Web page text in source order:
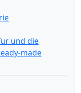
und die
made